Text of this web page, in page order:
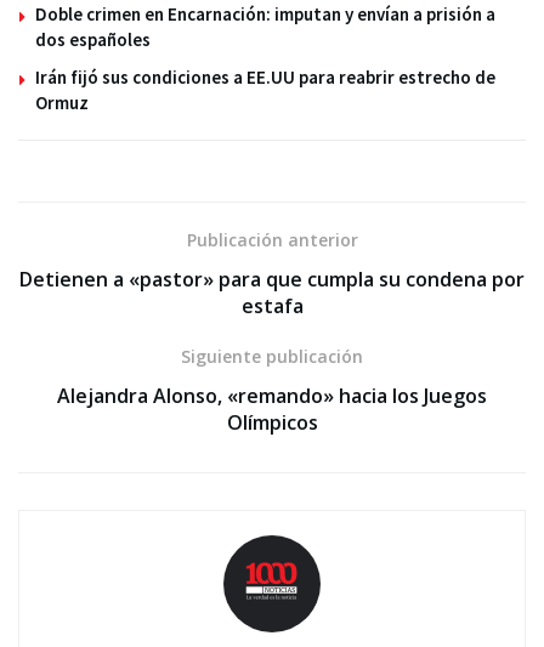
Doble crimen en Encarnación: imputan y envían a prisión a
dos españoles
Irán fijó sus condiciones a EE.UU para reabrir estrecho de
Ormuz
Publicación anterior
Detienen a «pastor» para que cumpla su condena por
estafa
Siguiente publicación
Alejandra Alonso, «remando» hacia los Juegos
Olímpicos